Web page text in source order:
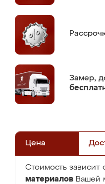
Замер,
Цена
Стоимость зависит
материалов Вашей